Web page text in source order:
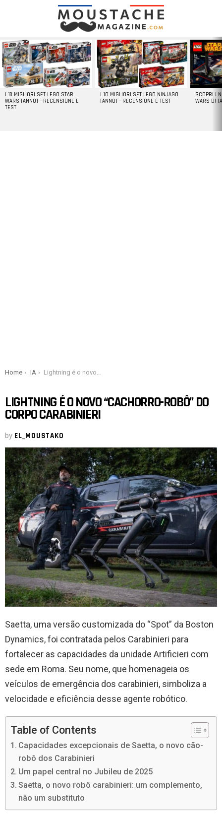
LATEST
STORIES
I 13 MIGLIORI SET LEGO STAR
WARS [ANNO] – RECENSIONE E
TEST
I 10 MIGLIORI SET LEGO NINJAGO
[ANNO] – RECENSIONE E TEST
SCOPRI I
WARS DI
You are here:
Home IA Lightning é o novo “cachorro-robô” do Corpo Carabinieri
LIGHTNING É O NOVO “CACHORRO-ROBÔ” DO
CORPO CARABINIERI
by EL_MOUSTAKO
Saetta, uma versão customizada do “Spot” da Boston
Dynamics, foi contratada pelos Carabinieri para
fortalecer as capacidades da unidade Artificieri com
sede em Roma. Seu nome, que homenageia os
veículos de emergência dos carabinieri, simboliza a
velocidade e eficiência desse agente robótico.
Table of Contents
Capacidades excepcionais de Saetta, o novo cão-
robô dos Carabinieri
Um papel central no Jubileu de 2025
Saetta, o novo robô carabinieri: um complemento,
não um substituto